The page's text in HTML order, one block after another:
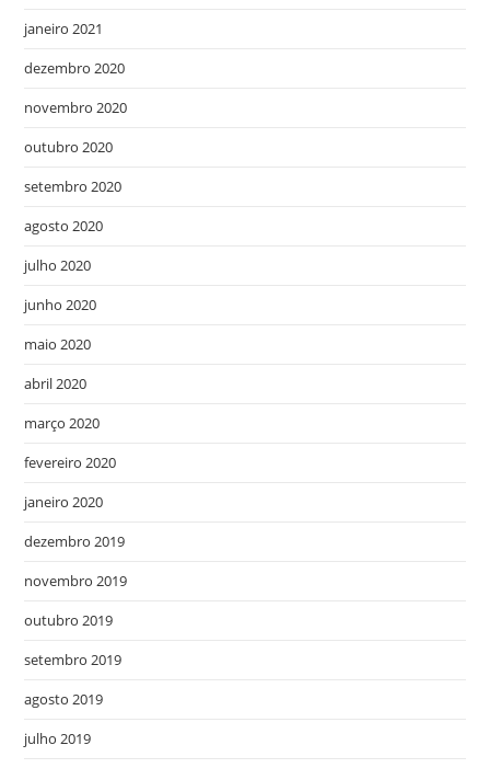
janeiro 2021
dezembro 2020
novembro 2020
outubro 2020
setembro 2020
agosto 2020
julho 2020
junho 2020
maio 2020
abril 2020
março 2020
fevereiro 2020
janeiro 2020
dezembro 2019
novembro 2019
outubro 2019
setembro 2019
agosto 2019
julho 2019